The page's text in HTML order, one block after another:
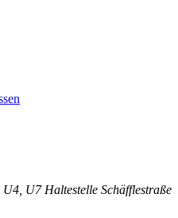
U4, U7 Haltestelle Schäfflestraße